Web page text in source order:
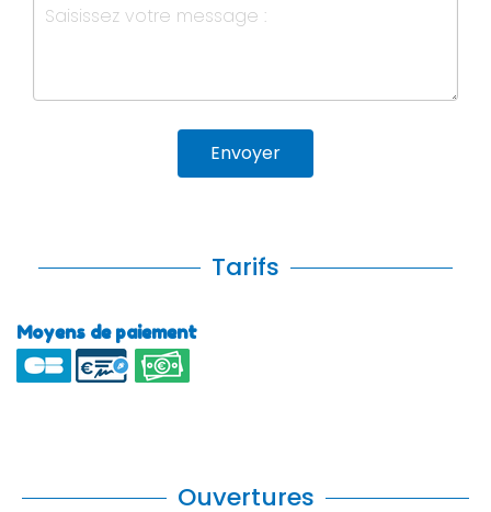
Envoyer
Tarifs
Moyens de paiement
Ouvertures